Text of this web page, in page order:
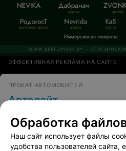
ЭФФЕКТИВНАЯ РЕКЛАМА НА САЙТЕ
ПРОКАТ АВТОМОБИЛЕЙ
Автолайт
Тип авто:Внедорожник ,Легковой
Вид аренды:С водителем, Без
Обработка
Наш сайт использует файлы
удобства пользователей сайта,